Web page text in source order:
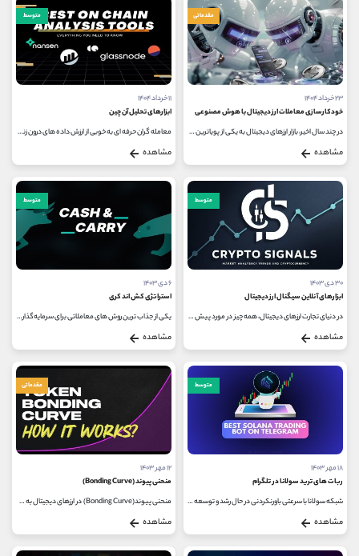
مقدماتی
۲۳ خرداد ۱۴۰۴
خودکارسازی معاملات ارز دیجیتال با هوش مصنوعی
در چند سال اخیر، بازار ارزهای دیجیتال به یکی از پویاترین و جذاب‌ ترین حوزه‌ های مالی تبدیل شده است؛ بازاری که با نوسانات...
مشاهده
متوسط
۱۱ خرداد ۱۴۰۴
ابزارهای تحلیل آن چین
معامله ‌گران حرفه ‌ای به‌ خوبی از ارزش داده‌ های درون ‌زنجیره‌ای آگاهند، چرا که اطلاعات ثبت ‌شده در بلاک چین،...
مشاهده
متوسط
۳۰ دی ۱۴۰۳
ابزارهای آنلاین سیگنال ارز دیجیتال
در دنیای تجارت ارزهای دیجیتال، همه چیز در مورد پیش بینی صحیح بالا و پایین قیمت ها و روندهای کوتاه مدت پس از آن است؛ برای...
مشاهده
متوسط
۶ دی ۱۴۰۳
استراتژی کش اند کری
یکی از جذاب‌ ترین روش‌ های معاملاتی برای سرمایه‌گذاران ارزهای دیجیتال، «کسب سود از تفاوت قیمت ‌ها» است که به...
مشاهده
متوسط
۱۸ مهر ۱۴۰۳
ربات‌ های ترید سولانا در تلگرام
شبکه سولانا با سرعتی باورنکردنی در حال رشد و توسعه است و هر روز پروژه های مختلفی معرفی می شوند که فرصت های بی شماری را به سرمایه...
مشاهده
مقدماتی
۱۲ مهر ۱۴۰۳
منحنی پیوند (Bonding Curve)
منحنی پیوند(Bonding Curve) در ارزهای دیجیتال به مدل ریاضی ‌ای گفته می‌ شود که برای قیمت‌گذاری توکن‌ ها در یک بازار غیرمتمرکز...
مشاهده